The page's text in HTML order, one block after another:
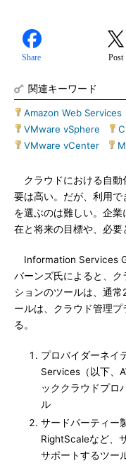
Share Post
関連キーワード
Amazon Web Services
VMware vSphere
VMware vCenter
クラウドにおける自動
要は高い。だが、利用
を選ぶのは難しい。企
在と将来の目標や、必要
Information Services
バーンズ氏によると、
ションのツールは、通
ールは、クラウド管理
る。
プロバイダーネイ
Services（以下、
ッククラウドプロ
ル
サードパーティー
RightScaleなど、
サポートするツー